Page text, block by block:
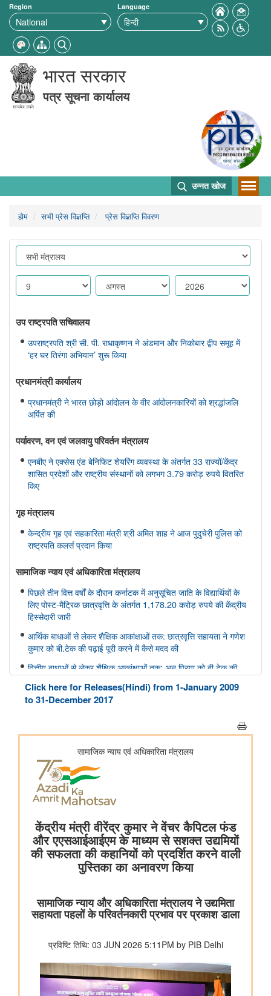
Region Language
भारत सरकार
पत्र सूचना कार्यालय
उन्नत खोज
होम सभी प्रेस विज्ञप्ति प्रेस विज्ञप्ति विवरण
उप राष्ट्रपति सचिवालय
उपराष्ट्रपति श्री सी. पी. राधाकृष्णन ने अंडमान और निकोबार द्वीप समूह में
‘हर घर तिरंगा अभियान’ शुरू किया
प्रधानमंत्री कार्यालय
प्रधानमंत्री ने भारत छोड़ो आंदोलन के वीर आंदोलनकारियों को श्रद्धांजलि
अर्पित की
पर्यावरण, वन एवं जलवायु परिवर्तन मंत्रालय
एनबीए ने एक्सेस एंड बेनिफिट शेयरिंग व्यवस्था के अंतर्गत 33 राज्यों/केंद्र
शासित प्रदेशों और राष्ट्रीय संस्थानों को लगभग 3.79 करोड़ रुपये वितरित
किए
गृह मंत्रालय
केन्द्रीय गृह एवं सहकारिता मंत्री श्री अमित शाह ने आज पुदुचेरी पुलिस को
राष्ट्रपति कलर्स प्रदान किया
सामाजिक न्‍याय एवं अधिकारिता मंत्रालय
पिछले तीन वित्त वर्षों के दौरान कर्नाटक में अनुसूचित जाति के विद्यार्थियों के
लिए पोस्ट-मैट्रिक छात्रवृत्ति के अंतर्गत 1,178.20 करोड़ रुपये की केंद्रीय
हिस्सेदारी जारी
आर्थिक बाधाओं से लेकर शैक्षिक आकांक्षाओं तक: छात्रवृत्ति सहायता ने गणेश
कुमार को बी.टेक की पढ़ाई पूरी करने में कैसे मदद की
वित्तीय बाधाओं से लेकर शैक्षिक आकांक्षाओं तक: अनु प्रिया को बी.टेक की
पढ़ाई पूरी करने में छात्रवृत्ति सहायता ने कैसे मदद की
वित्तीय बाधाओं से लेकर तकनीकी आकांक्षाओं तक: यारा महेश को बी.टेक की
अन्य
केंद्रीकृत जन शिकायत निवारण और निगरानी प्रणाली (सीपीग्राम)
Click here for Releases(Hindi) from 1-January 2009
to 31-December 2017